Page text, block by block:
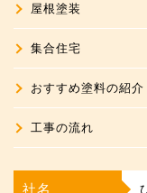
屋根塗装
集合住宅
おすすめ塗料の紹介
工事の流れ
社名